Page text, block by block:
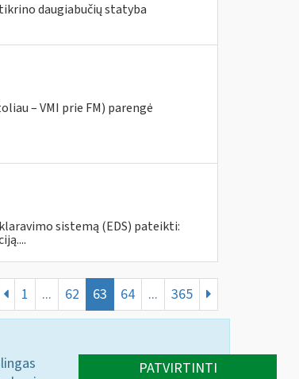
daugiabučių statyba
– VMI prie FM) parengė
sistemą (EDS) pateikti:
1 ... 62 63 64 ... 365
PATVIRTINTI